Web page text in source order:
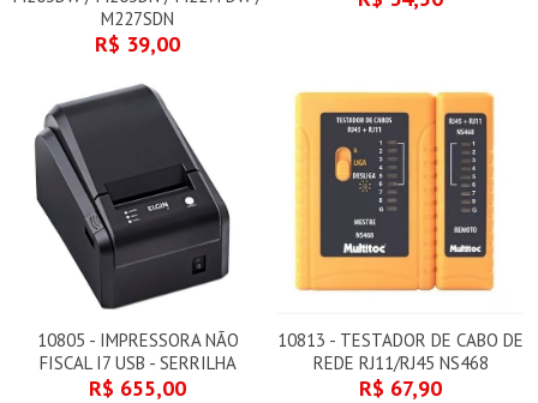
M227SDN
R$ 39,00
10805 - IMPRESSORA NÃO
FISCAL I7 USB - SERRILHA
R$ 655,00
10813 - TESTADOR DE CABO DE
REDE RJ11/RJ45 NS468
R$ 67,90